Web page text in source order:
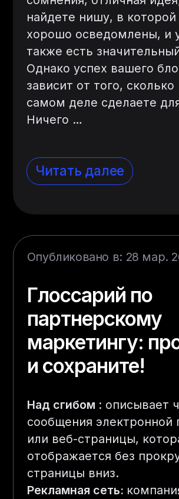
найдете нишу, в
хорошо осведомлены, и
также есть
Однако успех вашего
зависит от того,
самом деле сделаете
Ничего …
Читать далее
Опубликовано в: 28 мар.
Глоссарий по
партнерскому
маркетингу:
и сохраните!
Над сгибом : описывает
сообщения электронной
или веб-страницы,
отображается без
страницы вниз.
Рекламная сеть: